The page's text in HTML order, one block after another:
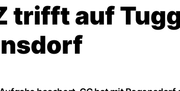
trifft auf